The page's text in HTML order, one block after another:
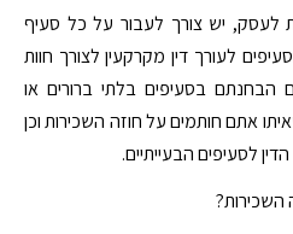
לעסק, יש צורך לעבור על כל סעיף
לעורך דין מקרקעין לצורך חוות
בסעיפים בלתי ברורים או
אתם חותמים על חוזה השכירות וכן
לסעיפים הבעייתיים.
השכירות?